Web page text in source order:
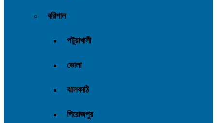
বরিশাল
পটুয়াখালী
ভোলা
ঝালকাঠি
পিরোজপুর